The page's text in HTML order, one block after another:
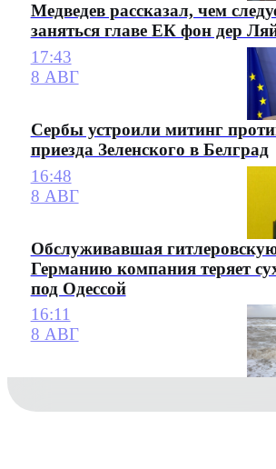
Медведев рассказал, чем
заняться главе ЕК фон дер
17:43
8 АВГ
Сербы устроили митинг
приезда Зеленского в Белград
16:48
8 АВГ
Обслуживавшая
Германию компания теряет
под Одессой
16:11
8 АВГ